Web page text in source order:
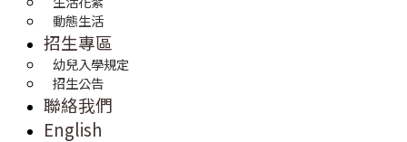
動態生活
招生專區
幼兒入學規定
招生公告
聯絡我們
English